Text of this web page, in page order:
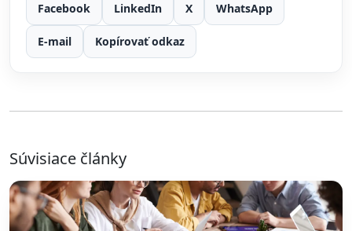
Facebook LinkedIn X WhatsApp
E-mail Kopírovať odkaz
Súvisiace články